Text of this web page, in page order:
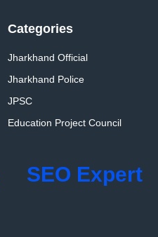
Categories
Jharkhand Official
Jharkhand Police
JPSC
Education Project Council
SEO Expert